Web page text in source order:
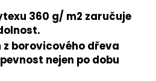
360 g/ m2 zaručuje
borovicového dřeva
nejen po dobu